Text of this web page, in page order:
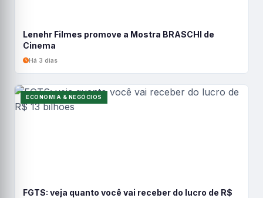
Lenehr Filmes promove a Mostra BRASCHI de
Cinema
Há 3 dias
ECONOMIA & NEGÓCIOS
FGTS: veja quanto você vai receber do lucro de R$